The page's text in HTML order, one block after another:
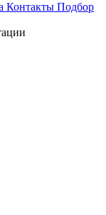
Контакты Подбор